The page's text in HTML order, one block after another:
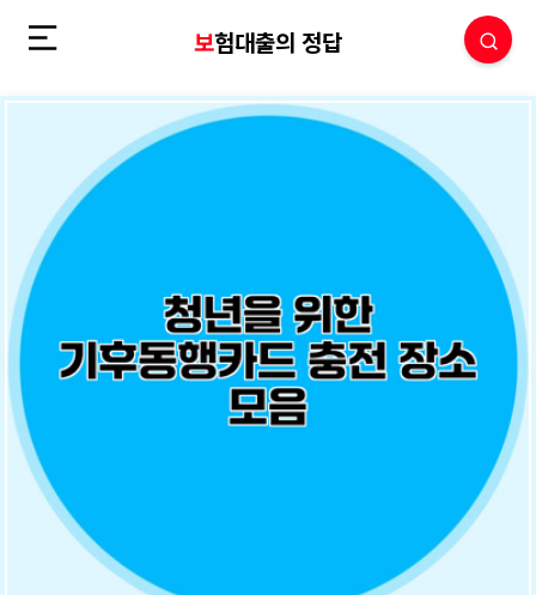
보험대출의 정답